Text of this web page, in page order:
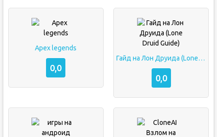
Apex legends
0,0
Гайд на Лон Друида (Lone Druid Guide)
0,0